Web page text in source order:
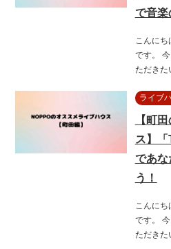
で音楽
こんにち
です。
ただき
ライブ
【町
ス】「
であな
う！
こんにち
です。
ただき